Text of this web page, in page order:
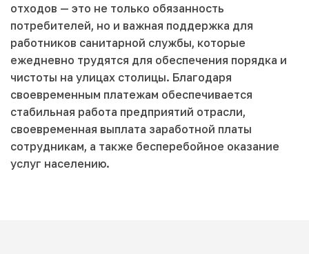
отходов — это не только обязанность
потребителей, но и важная поддержка для
работников санитарной службы, которые
ежедневно трудятся для обеспечения порядка и
чистоты на улицах столицы. Благодаря
своевременным платежам обеспечивается
стабильная работа предприятий отрасли,
своевременная выплата заработной платы
сотрудникам, а также бесперебойное оказание
услуг населению.